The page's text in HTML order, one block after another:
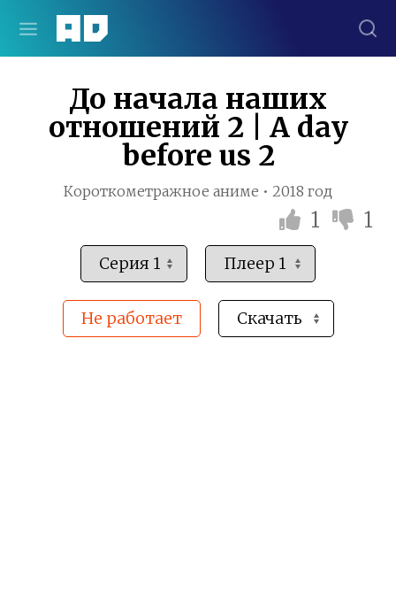
До начала наших
отношений 2 | A day
before us 2
Короткометражное аниме • 2018 год
1 1
Не работает